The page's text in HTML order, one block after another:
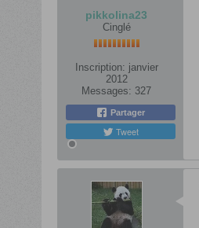
pikkolina23
Cinglé
Inscription: janvier
2012
Messages: 327
Partager
Tweet